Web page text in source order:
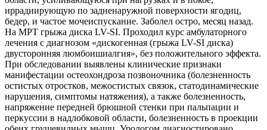
иррадиирующую по задненаружной поверхности ягодиц,
бедер, и частое мочеиспускание. Заболел остро, месяц назад.
На МРТ грыжа диска LV-SI. Проходил курс амбулаторного
лечения с диагнозом «дискогенная (грыжа LV-SI диска)
двусторонняя люмбоишиалгия», без положительного эффекта.
При обследовании выявлены клинические признаки
манифестации остеохондроза позвоночника (болезненность
остистых отростков, межостистых связок, статодинамические
нарушения, симптомы натяжения), а также болезненность,
напряжение передней брюшной стенки при пальпации и
перкуссии в надлобковой области, болезненность в проекции